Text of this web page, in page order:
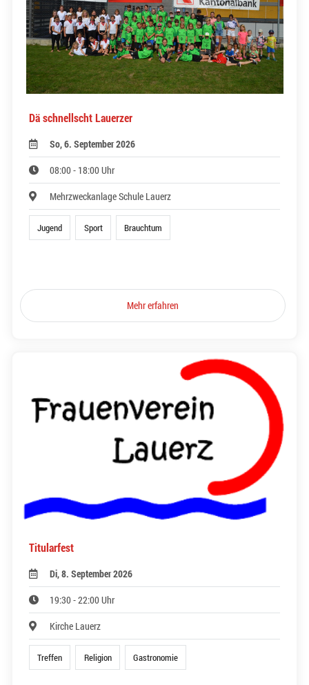
Dä schnellscht Lauerzer
So, 6. September 2026
08:00 - 18:00 Uhr
Mehrzweckanlage Schule Lauerz
Jugend Sport Brauchtum
Mehr erfahren
Titularfest
Di, 8. September 2026
19:30 - 22:00 Uhr
Kirche Lauerz
Treffen Religion Gastronomie